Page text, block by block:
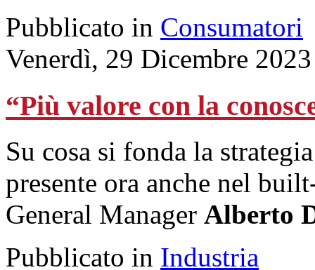
Pubblicato in Consumatori
Venerdì, 29 Dicembre
“Più valore con la
Su cosa si fonda la
presente ora anche nel
General Manager Alberto
Pubblicato in Industria